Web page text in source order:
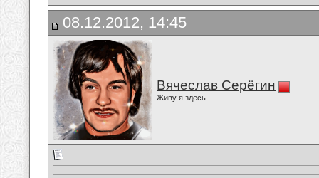
08.12.2012, 14:45
Вячеслав Серёгин
Живу я здесь